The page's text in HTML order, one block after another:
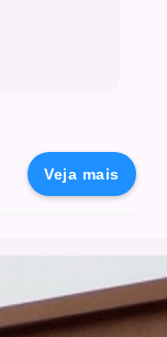
Veja mais